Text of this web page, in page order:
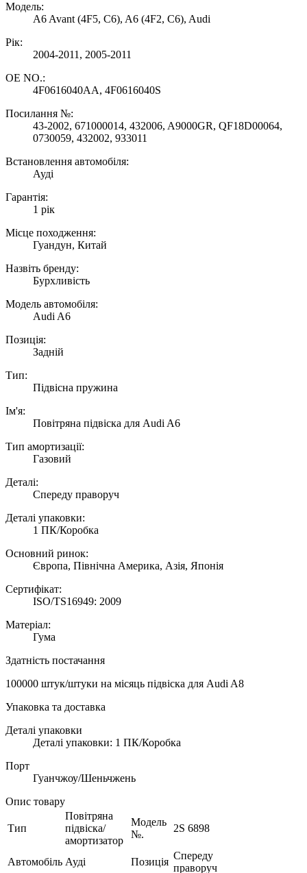
Модель:
A6 Avant (4F5, C6), A6 (4F2, C6), Audi
Рік:
2004-2011, 2005-2011
OE NO.:
4F0616040AA, 4F0616040S
Посилання №:
43-2002, 671000014, 432006, A9000GR, QF18D00064,
0730059, 432002, 933011
Встановлення автомобіля:
Ауді
Гарантія:
1 рік
Місце походження:
Гуандун, Китай
Назвіть бренду:
Бурхливість
Модель автомобіля:
Audi A6
Позиція:
Задній
Тип:
Підвісна пружина
Ім'я:
Повітряна підвіска для Audi A6
Тип амортизації:
Газовий
Деталі:
Спереду праворуч
Деталі упаковки:
1 ПК/Коробка
Основний ринок:
Європа, Північна Америка, Азія, Японія
Сертифікат:
ISO/TS16949: 2009
Матеріал:
Гума
Здатність постачання
100000 штук/штуки на місяць підвіска для Audi A8
Упаковка та доставка
Деталі упаковки
Деталі упаковки: 1 ПК/Коробка
Порт
Гуанчжоу/Шеньчжень
Опис товару
Тип
Повітряна
підвіска/
амортизатор
Модель
№.
2S 6898
Автомобіль Ауді Позиція
Спереду
праворуч